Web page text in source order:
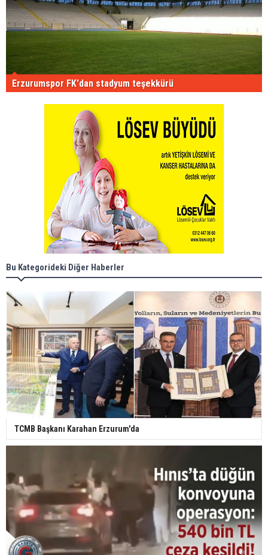
Erzurumspor FK'dan stadyum teşekkürü
Bu Kategorideki Diğer Haberler
TCMB Başkanı Karahan Erzurum'da